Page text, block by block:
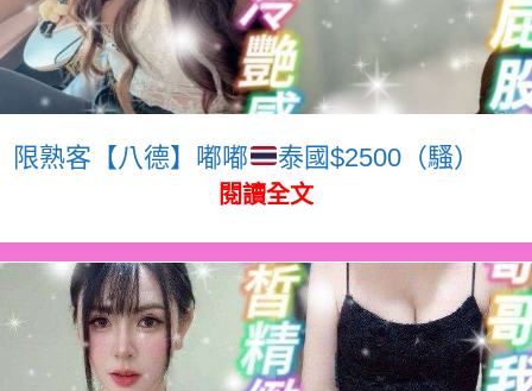
限熟客【八德】嘟嘟 泰國$2500（騷）
閱讀全文